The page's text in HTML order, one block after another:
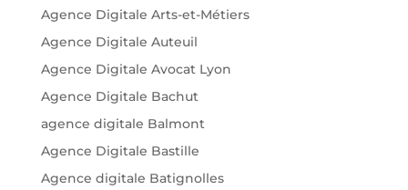
Agence Digitale Arts-et-Métiers
Agence Digitale Auteuil
Agence Digitale Avocat Lyon
Agence Digitale Bachut
agence digitale Balmont
Agence Digitale Bastille
Agence digitale Batignolles